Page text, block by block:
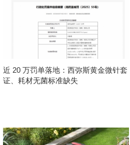
近 20 万罚单落地：西弥斯黄金微针套
证、耗材无菌标准缺失